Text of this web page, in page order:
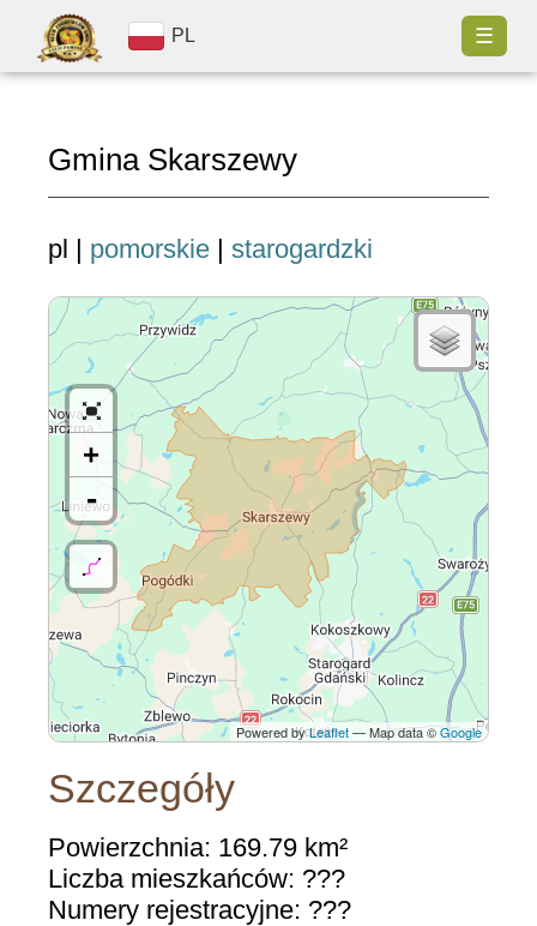
PL ☰
Gmina Skarszewy
pl | pomorskie | starogardzki
+
-
Powered byLeaflet— Map data ©Google
Szczegóły
Powierzchnia: 169.79 km²
Liczba mieszkańców: ???
Numery rejestracyjne: ???